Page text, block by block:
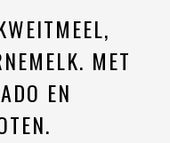
MET
EN